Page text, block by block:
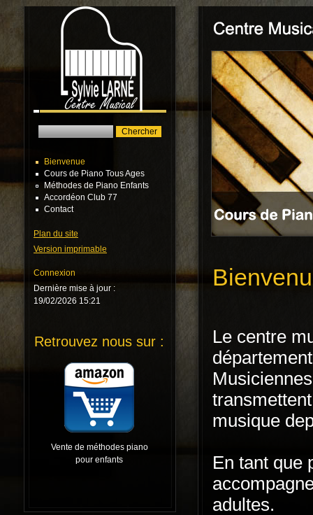
Bienvenue
Cours de Piano Tous Ages
Méthodes de Piano Enfants
Accordéon Club 77
Contact
Plan du site
Version imprimable
Connexion
Dernière mise à jour :
19/02/2026 15:21
Retrouvez nous sur :
Vente de méthodes piano
pour enfants
Le centre
musique
En tant que
adultes.